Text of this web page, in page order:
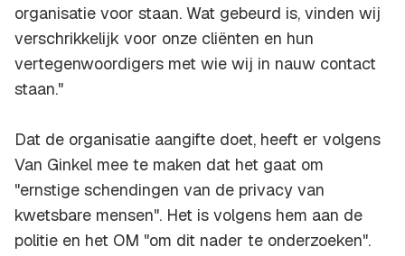
organisatie voor staan. Wat gebeurd is, vinden wij
verschrikkelijk voor onze cliënten en hun
vertegenwoordigers met wie wij in nauw contact
staan."
Dat de organisatie aangifte doet, heeft er volgens
Van Ginkel mee te maken dat het gaat om
"ernstige schendingen van de privacy van
kwetsbare mensen". Het is volgens hem aan de
politie en het OM "om dit nader te onderzoeken".